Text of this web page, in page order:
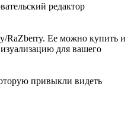
редактор
RaZberry. Ее можно купить и
для вашего
привыкли видеть